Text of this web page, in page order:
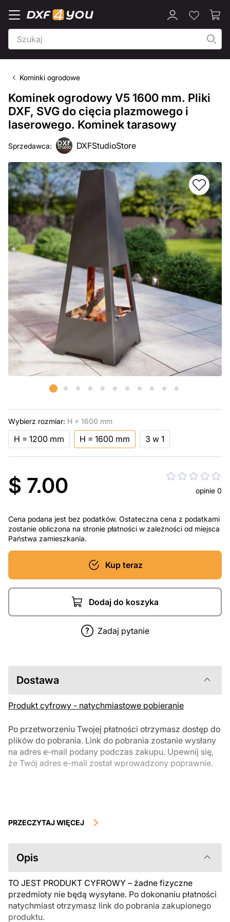
Kominki ogrodowe
Kominek ogrodowy V5 1600 mm. Pliki
DXF, SVG do cięcia plazmowego i
laserowego. Kominek tarasowy
Sprzedawca: DXFStudioStore
Wybierz rozmiar: H = 1600 mm
H = 1200 mm H = 1600 mm 3 w 1
$ 7.00 opinie 0
Cena podana jest bez podatków. Ostateczna cena z podatkami
zostanie obliczona na stronie płatności w zależności od miejsca
Państwa zamieszkania.
Kup teraz
Dodaj do koszyka
Zadaj pytanie
Dostawa
Produkt cyfrowy - natychmiastowe pobieranie
Po przetworzeniu Twojej płatności otrzymasz dostęp do
plików do pobrania. Link do pobrania zostanie wysłany
na adres e-mail podany podczas zakupu. Upewnij się,
że Twój adres e-mail został wprowadzony poprawnie.
podlegają zwrotowi ani wymianie po ich pobraniu. Zalecamy
przed zakupem. Jeśli masz jakiekolwiek problemy z zamówieniem,
skontaktuj się bezpośrednio ze sprzedawcą.
PRZECZYTAJ WIĘCEJ
Opis
TO JEST PRODUKT CYFROWY – żadne fizyczne
przedmioty nie będą wysyłane. Po dokonaniu płatności
natychmiast otrzymasz link do pobrania zakupionego
produktu.